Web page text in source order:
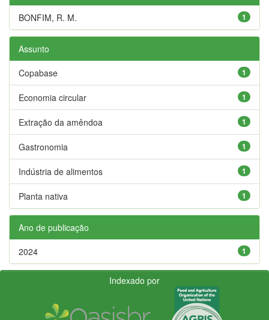
1
BONFIM, R. M.
Assunto
1
Copabase
1
Economia circular
1
Extração da amêndoa
1
Gastronomia
1
Indústria de alimentos
1
Planta nativa
Ano de publicação
1
2024
Indexado por